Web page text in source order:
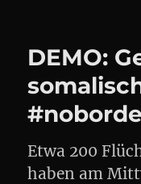
in
DEMO:
Etwa 200
haben am